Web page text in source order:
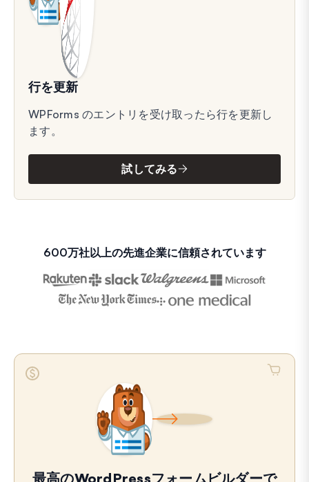
行を更新
WPForms のエントリを受け取ったら行を更新し
ます。
試してみる
600万社以上の先進企業に信頼されています
最高のWordPressフォームビルダーで